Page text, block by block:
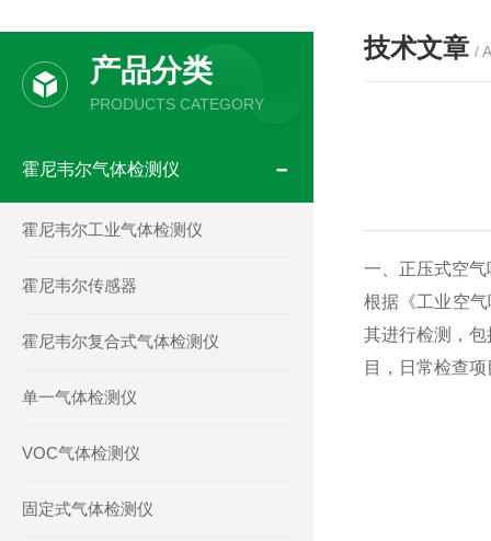
产品分类
PRODUCTS CATEGORY
霍尼韦尔气体检测仪
霍尼韦尔工业气体检测仪
霍尼韦尔传感器
霍尼韦尔复合式气体检测仪
单一气体检测仪
VOC气体检测仪
固定式气体检测仪
技术文章 /
一、正压式空
根据《工业空
其进行检测，
目，日常检查